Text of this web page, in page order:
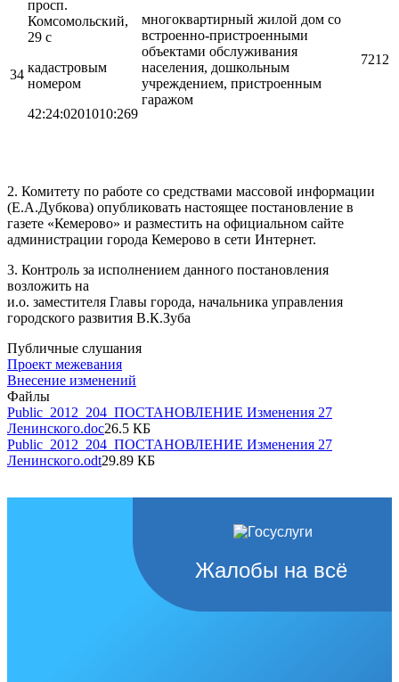
34
просп.
Комсомольский,
29 с
кадастровым
номером
42:24:0201010:269
многоквартирный жилой дом со
встроенно-пристроенными
объектами обслуживания
населения, дошкольным
учреждением, пристроенным
гаражом
7212
2. Комитету по работе со средствами массовой информации
(Е.А.Дубкова) опубликовать настоящее постановление в
газете «Кемерово» и разместить на официальном сайте
администрации города Кемерово в сети Интернет.
3. Контроль за исполнением данного постановления
возложить на
и.о. заместителя Главы города, начальника управления
городского развития В.К.Зуба
Публичные слушания
Проект межевания
Внесение изменений
Файлы
Public_2012_204_ПОСТАНОВЛЕНИЕ Изменения 27
Ленинского.doc26.5 КБ
Public_2012_204_ПОСТАНОВЛЕНИЕ Изменения 27
Ленинского.odt29.89 КБ
Жалобы на всё